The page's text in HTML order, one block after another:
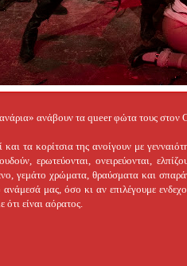
ανάβουν τα queer φώτα τους στον
τα κορίτσια της ανοίγουν με
ερωτεύονται, ονειρεύονται,
γεμάτο χρώματα, θραύσματα και
μας, όσο κι αν επιλέγουμε
ότι είναι αόρατος.